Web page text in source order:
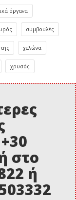
όργανα
συμβουλές
χελώνα
χρυσός
στο
ή